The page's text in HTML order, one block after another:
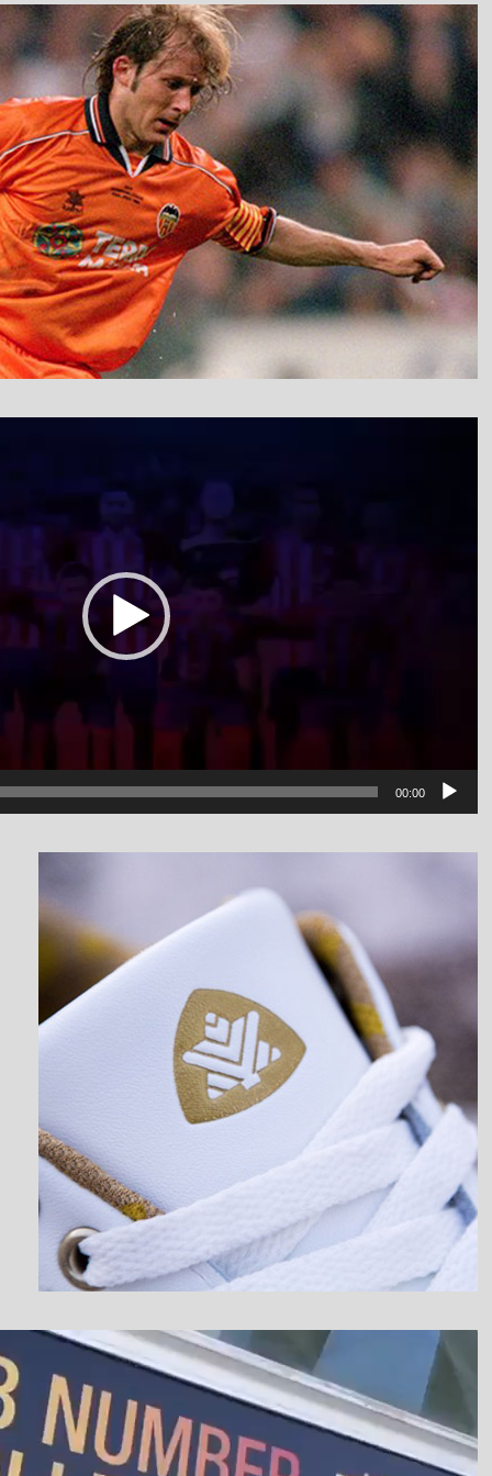
00:00
نمایشگر
ویدیو